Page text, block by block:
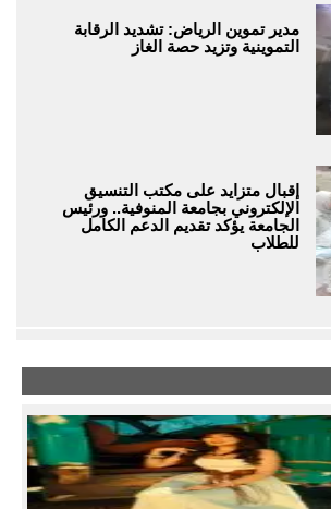
مدير تموين الرياض: تشديد الرقابة
التموينية وتزيد حصة الغاز
إقبال متزايد على مكتب التنسيق
الإلكتروني بجامعة المنوفية.. ورئيس
الجامعة يؤكد تقديم الدعم الكامل
للطلاب